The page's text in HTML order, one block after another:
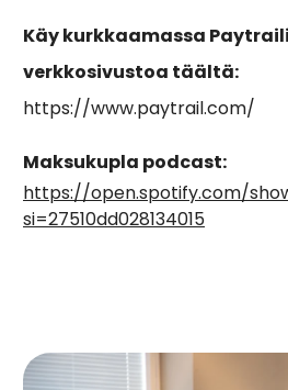
Käy kurkkaamassa
verkkosivustoa täältä:
https://www.paytrail.com/
Maksukupla podcast:
https://open.spotify.com/
si=27510dd028134015